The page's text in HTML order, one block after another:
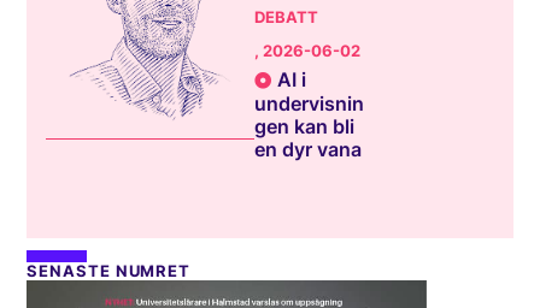
DEBATT
, 2026-06-02
AI i
undervisnin
gen kan bli
en dyr vana
SENASTE NUMRET